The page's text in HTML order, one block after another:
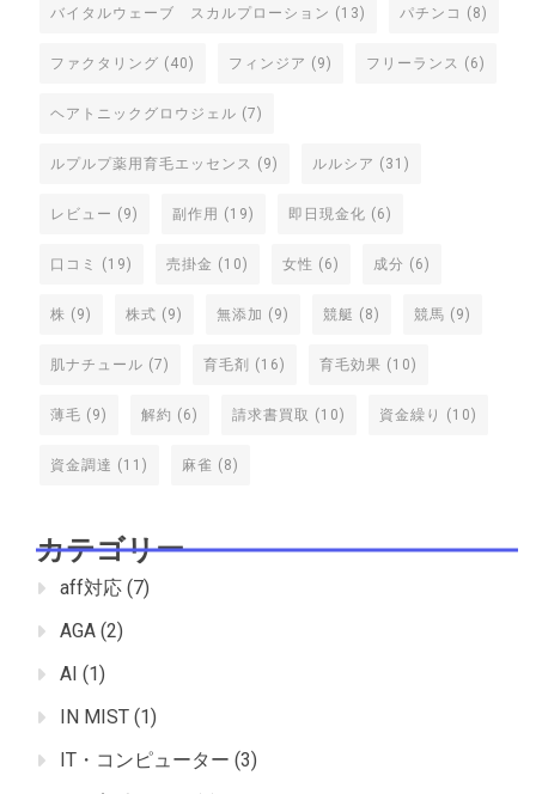
バイタルウェーブ スカルプローション (13) パチンコ (8)
ファクタリング (40) フィンジア (9) フリーランス (6)
ヘアトニックグロウジェル (7)
ルプルプ薬用育毛エッセンス (9) ルルシア (31)
レビュー (9) 副作用 (19) 即日現金化 (6)
口コミ (19) 売掛金 (10) 女性 (6) 成分 (6)
株 (9) 株式 (9) 無添加 (9) 競艇 (8) 競馬 (9)
肌ナチュール (7) 育毛剤 (16) 育毛効果 (10)
薄毛 (9) 解約 (6) 請求書買取 (10) 資金繰り (10)
資金調達 (11) 麻雀 (8)
カテゴリー
aff対応 (7)
AGA (2)
AI (1)
IN MIST (1)
IT・コンピューター (3)